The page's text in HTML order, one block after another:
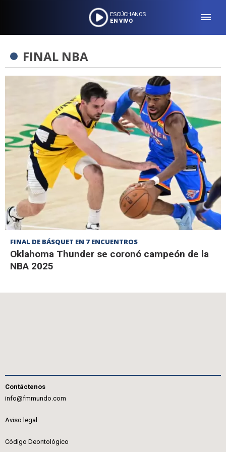
ESCÚCHANOS
EN VIVO
FINAL NBA
FINAL DE BÁSQUET EN 7 ENCUENTROS
Oklahoma Thunder se coronó campeón de la
NBA 2025
Contáctenos
info@fmmundo.com
Aviso legal
Código Deontológico